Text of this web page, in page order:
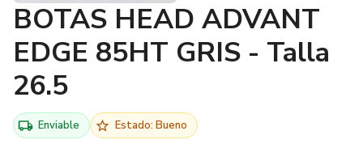
BOTAS HEAD ADVANT
EDGE 85HT GRIS - Talla
26.5
Enviable Estado: Bueno